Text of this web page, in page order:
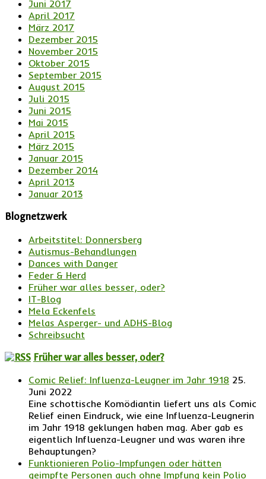
Juni 2017
April 2017
März 2017
Dezember 2015
November 2015
Oktober 2015
September 2015
August 2015
Juli 2015
Juni 2015
Mai 2015
April 2015
März 2015
Januar 2015
Dezember 2014
April 2013
Januar 2013
Blognetzwerk
Arbeitstitel: Donnersberg
Autismus-Behandlungen
Dances with Danger
Feder & Herd
Früher war alles besser, oder?
IT-Blog
Mela Eckenfels
Melas Asperger- und ADHS-Blog
Schreibsucht
Früher war alles besser, oder?
Comic Relief: Influenza-Leugner im Jahr 1918 25.
Juni 2022
Eine schottische Komödiantin liefert uns als Comic
Relief einen Eindruck, wie eine Influenza-Leugnerin
im Jahr 1918 geklungen haben mag. Aber gab es
eigentlich Influenza-Leugner und was waren ihre
Behauptungen?
Funktionieren Polio-Impfungen oder hätten
geimpfte Personen auch ohne Impfung kein Polio